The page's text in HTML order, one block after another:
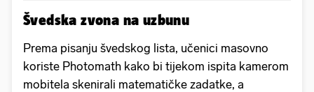
Švedska zvona na uzbunu
Prema pisanju švedskog lista, učenici masovno
koriste Photomath kako bi tijekom ispita kamerom
mobitela skenirali matematičke zadatke, a